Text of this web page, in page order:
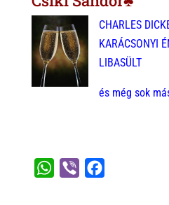
CHARLES
KARÁCSONYI
LIBASÜLT
és még sok